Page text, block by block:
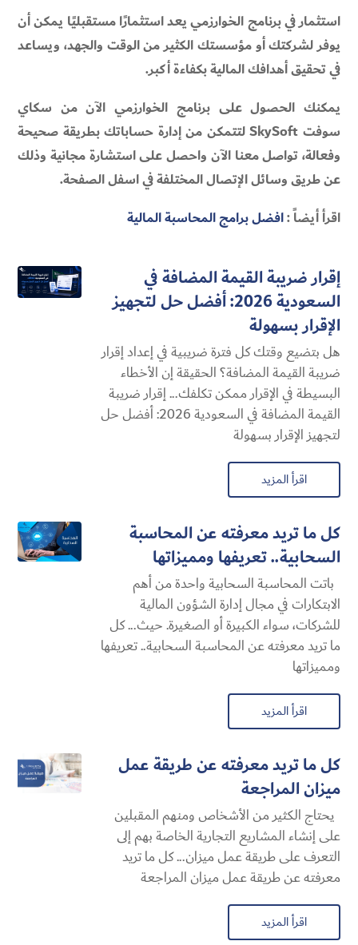
استثمار في برنامج الخوارزمي يعد استثمارًا مستقبليًا يمكن أن
يوفر لشركتك أو مؤسستك الكثير من الوقت والجهد، ويساعد
في تحقيق أهدافك المالية بكفاءة أكبر.
يمكنك الحصول على برنامج الخوارزمي الآن من سكاي
سوفت SkySoft لتتمكن من إدارة حساباتك بطريقة صحيحة
وفعالة، تواصل معنا الآن واحصل على استشارة مجانية وذلك
عن طريق وسائل الإتصال المختلفة في اسفل الصفحة.
اقرأ أيضاً :افضل برامج المحاسبة المالية
إقرار ضريبة القيمة المضافة في
السعودية 2026: أفضل حل لتجهيز
الإقرار بسهولة
هل بتضيع وقتك كل فترة ضريبية في إعداد إقرار
ضريبة القيمة المضافة؟ الحقيقة إن الأخطاء
البسيطة في الإقرار ممكن تكلفك... إقرار ضريبة
القيمة المضافة في السعودية 2026: أفضل حل
لتجهيز الإقرار بسهولة
اقرأ المزيد
كل ما تريد معرفته عن المحاسبة
السحابية​.. تعريفها ومميزاتها
باتت المحاسبة السحابية​ واحدة من أهم
الابتكارات في مجال إدارة الشؤون المالية
للشركات، سواء الكبيرة أو الصغيرة. حيث... كل
ما تريد معرفته عن المحاسبة السحابية​.. تعريفها
ومميزاتها
اقرأ المزيد
كل ما تريد معرفته عن طريقة عمل
ميزان المراجعة
يحتاج الكثير من الأشخاص ومنهم المقبلين
على إنشاء المشاريع التجارية الخاصة بهم إلى
التعرف على طريقة عمل ميزان... كل ما تريد
معرفته عن طريقة عمل ميزان المراجعة
اقرأ المزيد